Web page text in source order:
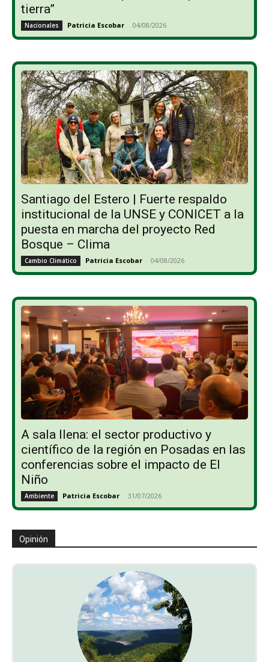
tierra”
Nacionales Patricia Escobar - 04/08/2026
Santiago del Estero | Fuerte respaldo
institucional de la UNSE y CONICET a la
puesta en marcha del proyecto Red
Bosque – Clima
Cambio Climático Patricia Escobar - 04/08/2026
A sala llena: el sector productivo y
científico de la región en Posadas en las
conferencias sobre el impacto de El
Niño
Ambiente Patricia Escobar - 31/07/2026
Opinión